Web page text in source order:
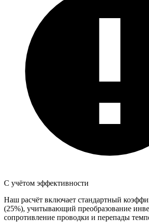
С учётом эффективности
Наш расчёт включает стандартный
(25%), учитывающий преобразование
сопротивление проводки и перепады